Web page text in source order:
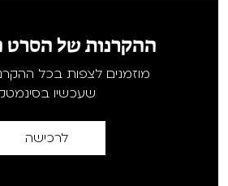
ההקרנות של הסרט
מוזמנים לצפות בכל
שעכשיו
לרכישה